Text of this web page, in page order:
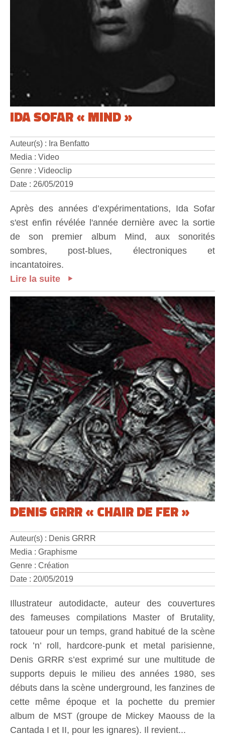
IDA SOFAR « MIND »
Auteur(s) : Ira Benfatto
Media : Video
Genre : Videoclip
Date : 26/05/2019
Après des années d’expérimentations, Ida Sofar
s'est enfin révélée l'année dernière avec la sortie
de son premier album Mind, aux sonorités
sombres, post-blues, électroniques et
incantatoires.
Lire la suite
DENIS GRRR « CHAIR DE FER »
Auteur(s) : Denis GRRR
Media : Graphisme
Genre : Création
Date : 20/05/2019
Illustrateur autodidacte, auteur des couvertures
des fameuses compilations Master of Brutality,
tatoueur pour un temps, grand habitué de la scène
rock ’n’ roll, hardcore-punk et metal parisienne,
Denis GRRR s’est exprimé sur une multitude de
supports depuis le milieu des années 1980, ses
débuts dans la scène underground, les fanzines de
cette même époque et la pochette du premier
album de MST (groupe de Mickey Maouss de la
Cantada I et II, pour les ignares). Il revient...